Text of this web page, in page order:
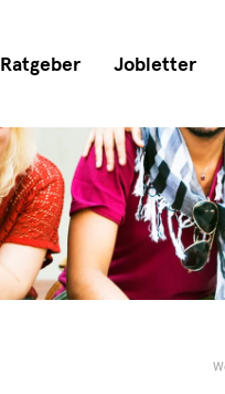
Ratgeber Jobletter